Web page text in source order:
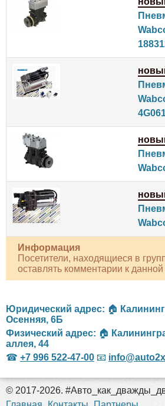
Информация
Посетители, находящиеся в
оставлять комментарии к
Юридический адрес: 🏠
Осенняя, 6Б
Физический адрес: 🏠
аллея, 44
☎ +7 996 522-47-00 📧
© 2017-2026.